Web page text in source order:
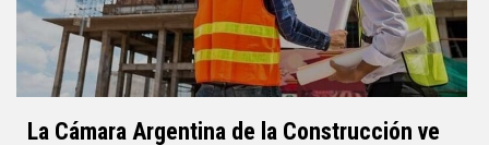
La Cámara Argentina de la Construcción ve